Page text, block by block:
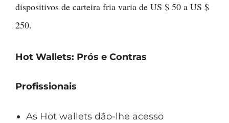
dispositivos de carteira fria varia de US $ 50 a US $
250.
Hot Wallets: Prós e Contras
Profissionais
As Hot wallets dão-lhe acesso